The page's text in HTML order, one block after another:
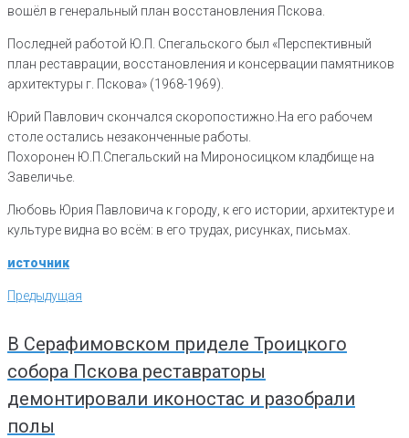
вошёл в генеральный план восстановления Пскова.
Последней работой Ю.П. Спегальского был «Перспективный
план реставрации, восстановления и консервации памятников
архитектуры г. Пскова» (1968-1969).
Юрий Павлович скончался скоропостижно.На его рабочем
столе остались незаконченные работы.
Похоронен Ю.П.Спегальский на Мироносицком кладбище на
Завеличье.
Любовь Юрия Павловича к городу, к его истории, архитектуре и
культуре видна во всём: в его трудах, рисунках, письмах.
источник
Навигация
по
Предыдущая
Предыдущая
В Серафимовском приделе Троицкого
собора Пскова реставраторы
демонтировали иконостас и разобрали
полы